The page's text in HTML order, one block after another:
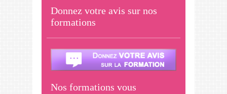
Donnez votre avis sur nos
formations
Nos formations vous